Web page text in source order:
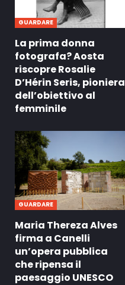
GUARDARE
La prima donna
fotografa? Aosta
riscopre Rosalie
D’Hérin Seris, pioniera
dell’obiettivo al
femminile
GUARDARE
Maria Thereza Alves
firma a Canelli
un’opera pubblica
che ripensa il
paesaggio UNESCO